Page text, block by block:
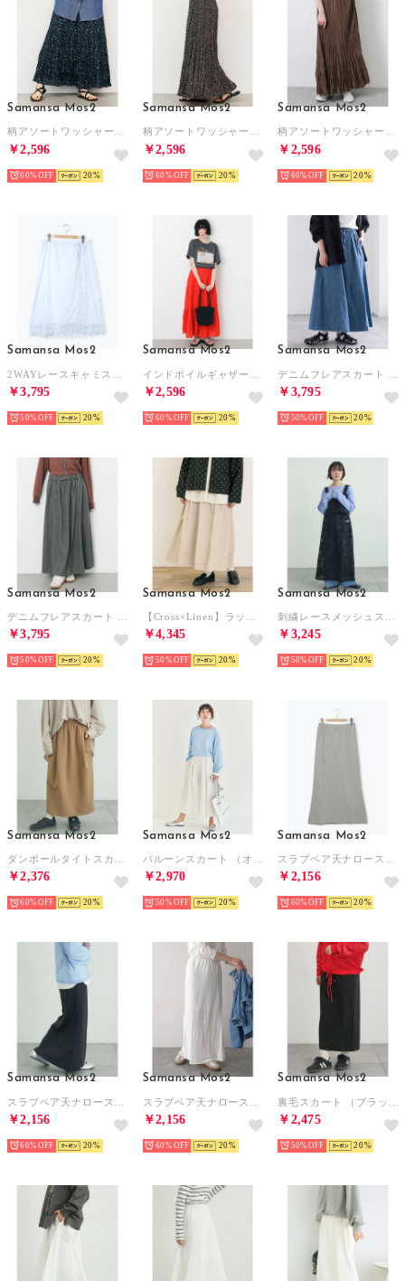
Samansa Mos2
柄アソートワッシャーティアードスカート （グリーン）
￥2,596
60% 20
Samansa Mos2
柄アソートワッシャーティアードスカート （レオパード）
￥2,596
60% 20
Samansa Mos2
柄アソートワッシャーティアードスカート （ブラウン）
￥2,596
60% 20
Samansa Mos2
￥3,795
50% 20
Samansa Mos2
￥2,596
60% 20
Samansa Mos2
￥3,795
50% 20
Samansa Mos2
￥3,795
50% 20
Samansa Mos2
￥4,345
50% 20
Samansa Mos2
￥3,245
50% 20
Samansa Mos2
￥2,376
60% 20
Samansa Mos2
￥2,970
50% 20
Samansa Mos2
￥2,156
60% 20
Samansa Mos2
￥2,156
60% 20
Samansa Mos2
￥2,156
60% 20
Samansa Mos2
￥2,475
50% 20